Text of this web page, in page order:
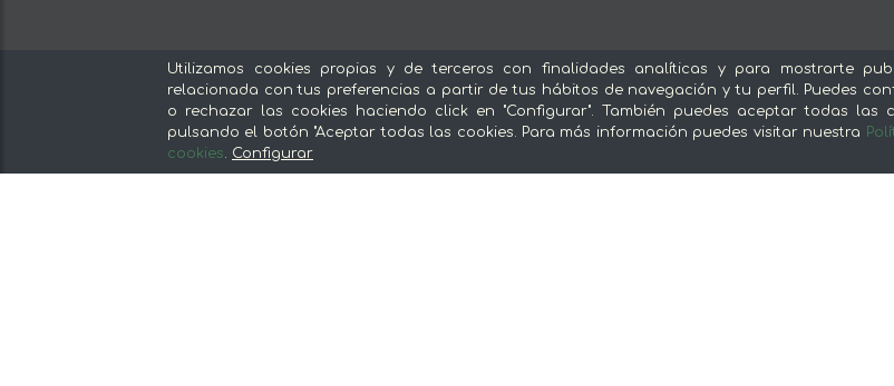
Nuestras secciones
Del productor, sin intermediarios
Tiendas Especializadas y Productos
Gourmet
Sobre mentta
Ventajas de comprar comida online
mentta
Utilizamos cookies propias y de terceros con finalidades analíticas y para mostrarte
relacionada con tus preferencias a partir de tus hábitos de navegación y tu perfil. Puedes
o rechazar las cookies haciendo click en "Configurar". También puedes aceptar todas las
pulsando el botón "Aceptar todas las cookies. Para más información puedes visitar nuestra
cookies. Configurar